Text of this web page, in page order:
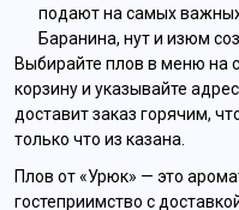
подают на самых
Баранина, нут и изюм
Выбирайте плов в меню на
корзину и указывайте
доставит заказ горячим,
только что из казана.
Плов от «Урюк» — это
гостеприимство с